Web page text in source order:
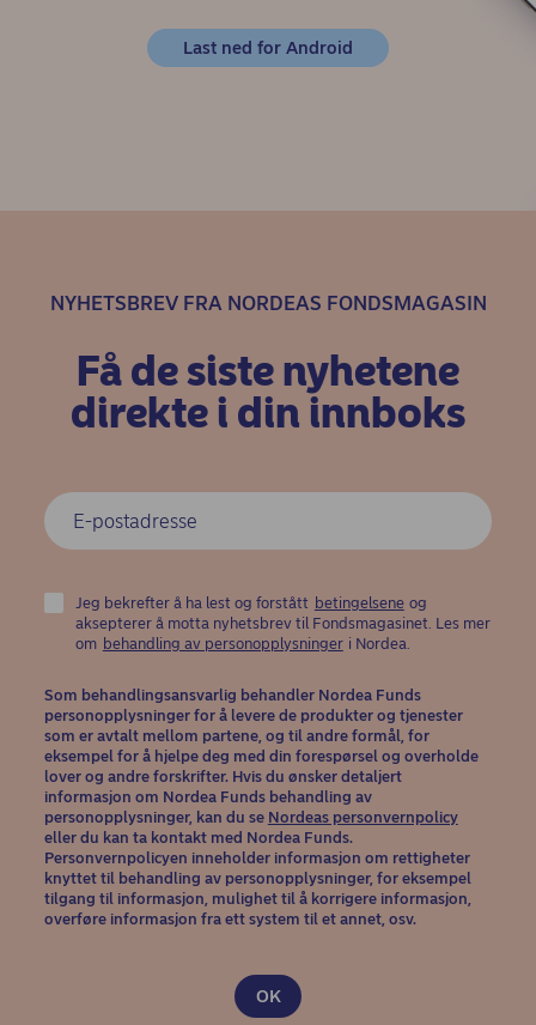
Last ned for Android (opens in new
NYHETSBREV FRA NORDEAS FONDSMAGASIN
Få de siste nyhetene
direkte i din innboks
Jeg bekrefter å ha lest og forstått betingelsene og
aksepterer å motta nyhetsbrev til Fondsmagasinet. Les mer
om behandling av personopplysninger(opens in new window)
i Nordea.
Som behandlingsansvarlig behandler Nordea Funds
personopplysninger for å levere de produkter og tjenester
som er avtalt mellom partene, og til andre formål, for
eksempel for å hjelpe deg med din forespørsel og overholde
lover og andre forskrifter. Hvis du ønsker detaljert
informasjon om Nordea Funds behandling av
personopplysninger, kan du se Nordeas personvernpolicy(opens in
eller du kan ta kontakt med Nordea Funds.
Personvernpolicyen inneholder informasjon om rettigheter
knyttet til behandling av personopplysninger, for eksempel
tilgang til informasjon, mulighet til å korrigere informasjon,
overføre informasjon fra ett system til et annet, osv.